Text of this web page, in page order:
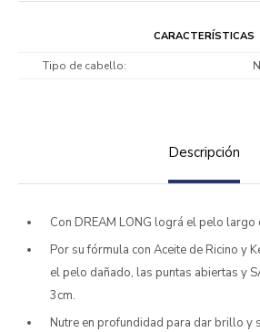
CARACTERÍSTICAS
Tipo de cabello
Descripción
Con DREAM LONG lográ el pelo largo
Por su fórmula con Aceite de Ricino y
el pelo dañado, las puntas abiertas y
3cm.
Nutre en profundidad para dar brillo y